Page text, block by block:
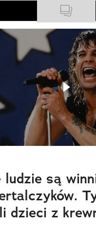
GEOGRAPHIC
Fotograficzny
ludzie są
dzieci z